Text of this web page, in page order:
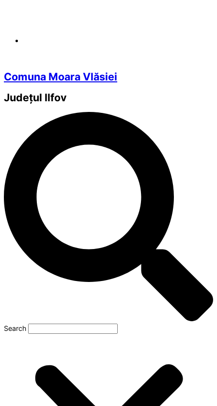
Comuna Moara Vlăsiei
Județul Ilfov
Search